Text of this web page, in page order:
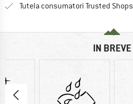
Tutela consumatori Trusted Shops
IN BREVE